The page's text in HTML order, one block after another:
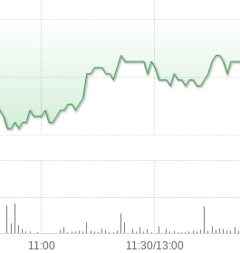
11:00 11:30/13:00